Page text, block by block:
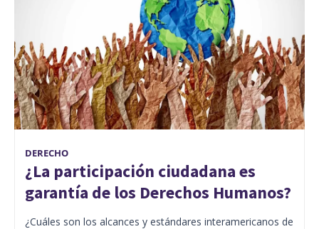
DERECHO
¿La participación ciudadana es
garantía de los Derechos Humanos?
¿Cuáles son los alcances y estándares interamericanos de